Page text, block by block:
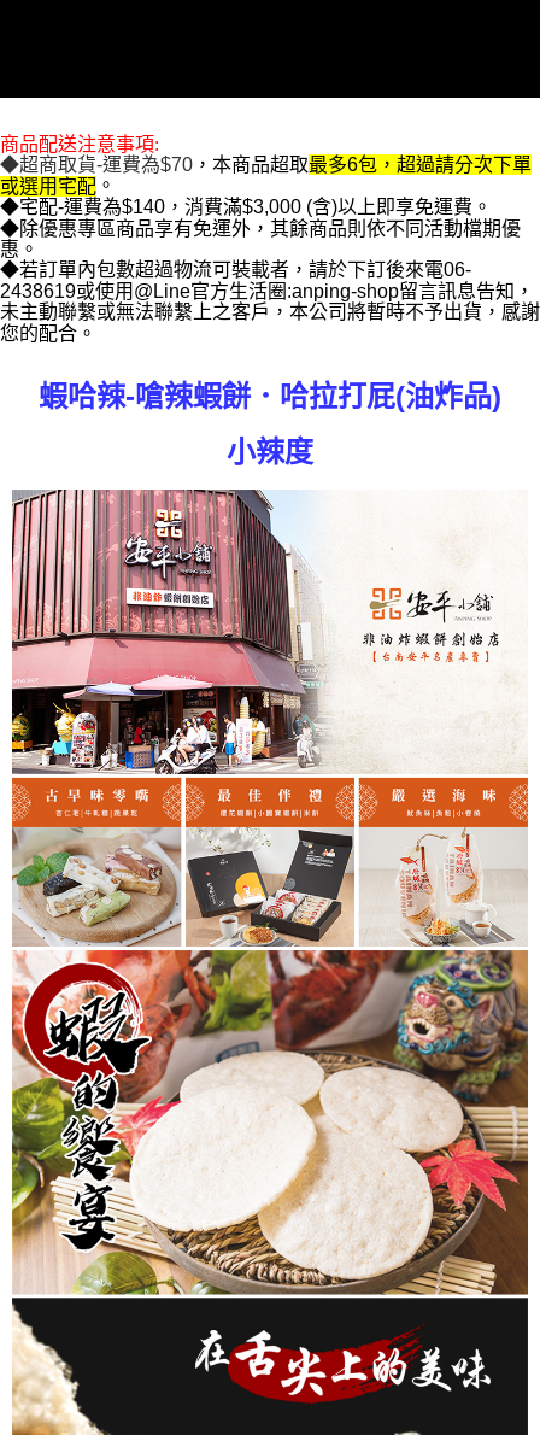
商品配送注意事項:
◆超商取貨-運費為$70 ，本商品超取最多6包，超過請分次下單
或選用宅配 。
◆宅配-運費為$140，消費滿$3,000 (含)以上即享免運費。
◆除優惠專區商品享有免運外，其餘商品則依不同活動檔期優
惠。
◆若訂單內包數超過物流可裝載者，請於下訂後來電06-
2438619或使用@Line官方生活圈:anping-shop留言訊息告知，
未主動聯繫或無法聯繫上之客戶，本公司將暫時不予出貨，感謝
您的配合。
蝦哈辣-嗆辣蝦餅．哈拉打屁(油炸品)
小辣度